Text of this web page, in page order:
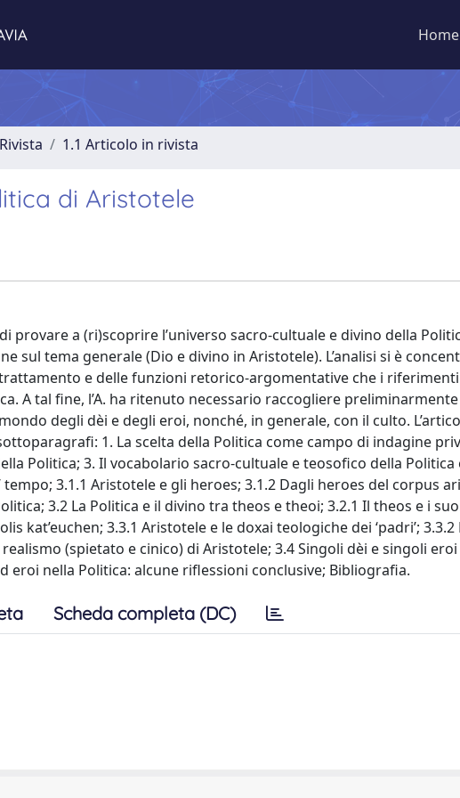
Home
1.1 Articolo in rivista
di Aristotele
provare a (ri)scoprire l’universo sacro-cultuale e divino della
sul tema generale (Dio e divino in Aristotele). L’analisi si è
e delle funzioni retorico-argomentative che i
A tal fine, l’A. ha ritenuto necessario raccogliere
degli dèi e degli eroi, nonché, in generale, con il culto.
1. La scelta della Politica come campo di indagine
Politica; 3. Il vocabolario sacro-cultuale e teosofico della Politica
tempo; 3.1.1 Aristotele e gli heroes; 3.1.2 Dagli heroes del corpus
3.2 La Politica e il divino tra theos e theoi; 3.2.1 Il theos e i
kat’euchen; 3.3.1 Aristotele e le doxai teologiche dei ‘padri’;
realismo (spietato e cinico) di Aristotele; 3.4 Singoli dèi e singoli
eroi nella Politica: alcune riflessioni conclusive; Bibliografia.
Scheda completa (DC)